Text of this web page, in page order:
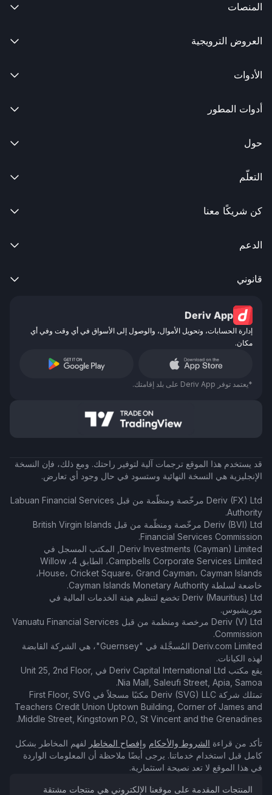
المنصات 
العروض الترويجية 
الأدوات 
أدوات المطور 
حول 
التعلّم 
كن شريكًا معنا 
الدعم 
قانوني 
Deriv App
إدارة الحسابات، وتحويل الأموال، والوصول إلى الأسواق في أي وقت وفي أي
مكان.
*يعتمد توفر Deriv App على بلد إقامتك.
قد يستخدم هذا الموقع ترجمات آلية لتوفير راحتك. ومع ذلك، فإن النسخة
الإنجليزية هي النسخة النهائية وستسود في حال وجود أي تعارض.
Deriv (FX) Ltd مرخّصة ومنظّمة من قبل Labuan Financial Services
Authority.
Deriv (BVI) Ltd مرخّصة ومنظّمة من قبل British Virgin Islands
Financial Services Commission.
Deriv Investments (Cayman) Limited, المكتب المسجل في
Campbells Corporate Services Limited، الطابق 4، Willow
House، Cricket Square، Grand Cayman، Cayman Islands،
خاضعة لسلطة Cayman Islands Monetary Authority.
Deriv (Mauritius) Ltd تخضع لتنظيم هيئة الخدمات المالية في
موريشيوس.
Deriv (V) Ltd مرخصة ومنظمة من قبل Vanuatu Financial Services
Commission.
Deriv.com Limited المُسجَّلة في "Guernsey"، هي الشركة القابضة
لهذه الكيانات.
يقع مكتب Deriv Capital International Ltd في Unit 25, 2nd Floor,
Nia Mall, Saleufi Street, Apia, Samoa.
تمتلك شركة Deriv (SVG) LLC مكتبًا مسجلاً في First Floor, SVG
Teachers Credit Union Uptown Building, Corner of James and
Middle Street, Kingstown P.O., St Vincent and the Grenadines.
تأكد من قراءة الشروط والأحكام وإفصاح المخاطر لفهم المخاطر بشكل
كامل قبل استخدام خدماتنا. يرجى أيضًا ملاحظة أن المعلومات الواردة
في هذا الموقع لا تعد نصيحة استثمارية.
المنتجات المقدمة على موقعنا الإلكتروني هي منتجات مشتقة